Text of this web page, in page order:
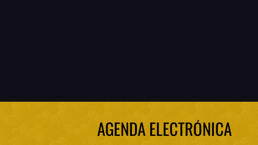
AGENDA ELECTRÓNICA